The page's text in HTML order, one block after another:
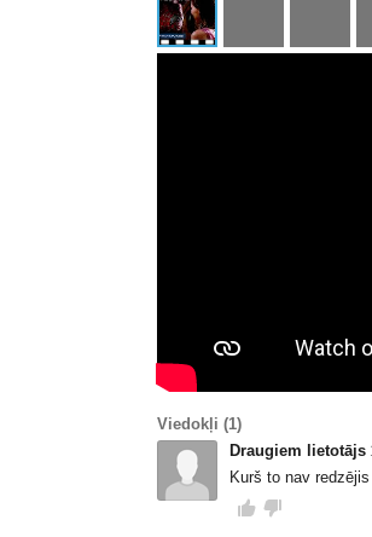
Viedokļi (1)
Draugiem lietotājs
Kurš to nav redzējis